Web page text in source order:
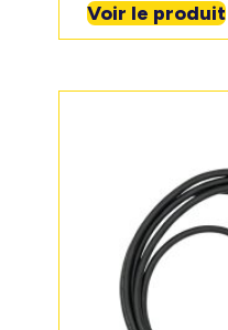
Voir le produit